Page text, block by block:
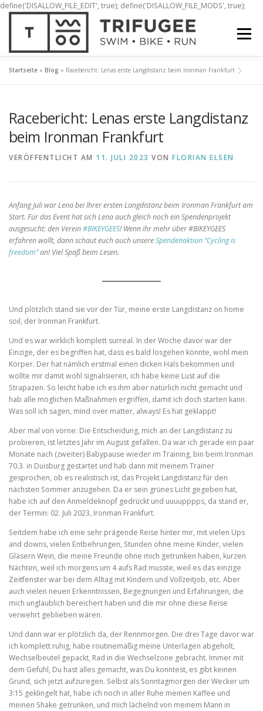
define('DISALLOW_FILE_EDIT', true); define('DISALLOW_FILE_MODS', true);
Zum
springen
Menü
Startseite » Blog » Racebericht: Lenas erste Langdistanz beim Ironman Frankfurt
Racebericht: Lenas erste Langdistanz
beim Ironman Frankfurt
VERÖFFENTLICHT AM 11. JULI 2023 VON FLORIAN ELSEN
Anfang Juli war Lena bei Ihrer ersten Langdistanz beim Ironman Frankfurt am
Start. Für das Event hat sich Lena auch gleich noch ein Spendenprojekt
ausgesucht: den Verein#BIKEYGEES! Wenn ihr mehr über #BIKEYGEES
erfahren wollt, dann schaut euch auch unsereSpendenaktion “Cycling is
freedom”an! Viel Spaß beim Lesen.
Und plötzlich stand sie vor der Tür, meine erste Langdistanz on home
soil, der Ironman Frankfurt.
Und es war wirklich komplett surreal. In der Woche davor war der
Einzige, der es begriffen hat, dass es bald losgehen könnte, wohl mein
Körper. Der hat nämlich erstmal einen dicken Hals bekommen und
wollte mir damit wohl signalisieren, ich habe keine Lust auf die
Strapazen. So leicht habe ich es ihm aber natürlich nicht gemacht und
hab alle möglichen Maßnahmen ergriffen, damit ich doch starten kann.
Was soll ich sagen, mind over matter, always! Es hat geklappt!
Aber mal von vorne: Die Entscheidung, mich an der Langdistanz zu
probieren, ist letztes Jahr im August gefallen. Da war ich gerade ein paar
Monate nach (zweiter) Babypause wieder im Training, bin beim Ironman
70.3. in Duisburg gestartet und hab dann mit meinem Trainer
gesprochen, ob es realistisch ist, das Projekt Langdistanz für den
nächsten Sommer anzugehen. Da er sein grünes Licht gegeben hat,
habe ich auf den Anmeldeknopf gedrückt und uuuupppps, da stand er,
der Termin: 02. Juli 2023, Ironman Frankfurt.
Seitdem habe ich eine sehr prägende Reise hinter mir, mit vielen Ups
and downs, vielen Entbehrungen, Stunden ohne meine Kinder, vielen
Gläsern Wein, die meine Freunde ohne mich getrunken haben, kurzen
Nächten, weil ich morgens um 4 aufs Rad musste, weil es das einzige
Zeitfenster war bei dem Alltag mit Kindern und Vollzeitjob, etc. Aber
auch vielen neuen Erkenntnissen, Begegnungen und Erfahrungen, die
mich unglaublich bereichert haben und die mir ohne diese Reise
verwehrt geblieben wären.
Und dann war er plötzlich da, der Rennmorgen. Die drei Tage davor war
ich komplett ruhig, habe routinemäßig meine Unterlagen abgeholt,
Wechselbeutel gepackt, Rad in die Wechselzone gebracht. Immer mit
dem Gefühl, Du hast alles gemacht, was Du konntest, es gibt keinen
Grund, sich jetzt aufzuregen. Selbst als Sonntagmorgen der Wecker um
3:15 geklingelt hat, habe ich noch in aller Ruhe meinen Kaffee und
meinen Shake getrunken, und mich lächelnd von meinem Mann in